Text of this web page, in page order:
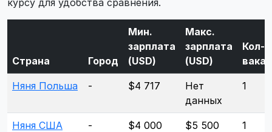
Страна Город
Мин.
зарплата
(USD)
Макс.
зарплата
(USD)
Кол-
Няня Польша - $4 717
Нет
данных
1
Няня США - $4 000 $5 500 1